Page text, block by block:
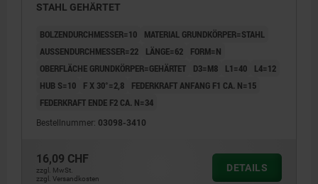
STAHL GEHÄRTET
BOLZENDURCHMESSER=10
MATERIAL GRUNDKÖRPER=STAHL
AUSSENDURCHMESSER=22
LÄNGE=62
FORM=N
OBERFLÄCHE GRUNDKÖRPER=GEHÄRTET
D3=M8 L1=40
L4=12
HUB S=10
F X 30°=2,8
FEDERKRAFT ANFANG F1 CA. N=15
FEDERKRAFT ENDE F2 CA. N=34
Bestellnummer: 03098-3410
16,09 CHF
zzgl. MwSt.
zzgl. Versandkosten
DETAILS